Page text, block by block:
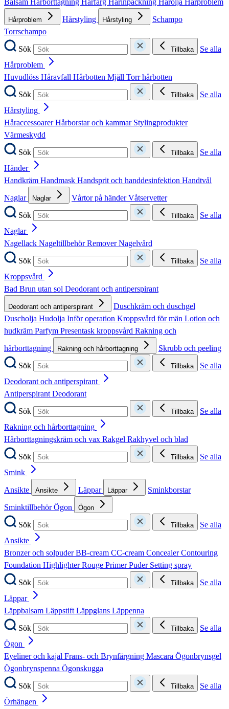
Balsam Hårborttagning Hårfärg Hårinpackning Hårolja Hårproblem
Hårproblem Hårstyling Hårstyling
Schampo
Torrschampo
Sök
Tillbaka
Se alla
Hårproblem
Huvudlöss Håravfall Hårbotten Mjäll Torr hårbotten
Sök
Tillbaka
Se alla
Hårstyling
HåraccessoarerHårborstar och kammar Stylingprodukter
Värmeskydd
Sök
Tillbaka
Se alla
Händer
Handkräm Handmask Handsprit och handdesinfektion Handtvål
Naglar
Naglar Vårtor på händerVåtservetter
Sök
Tillbaka
Se alla
Naglar
Nagellack NageltillbehörRemoverNagelvård
Sök
Tillbaka
Se alla
Kroppsvård
Bad Brun utan sol Deodorant och antiperspirant
Deodorant och antiperspirant
Duschkräm och duschgel
Duscholja Hudolja Inför operation Kroppsvård för män Lotion och
hudkräm Parfym Presentask kroppsvård Rakning och
hårborttagning
Rakning och hårborttagning
Skrubb och peeling
Sök
Tillbaka
Se alla
Deodorant och antiperspirant
AntiperspirantDeodorant
Sök
Tillbaka
Se alla
Rakning och hårborttagning
Hårborttagningskräm och vax Rakgel Rakhyvel och blad
Sök
Tillbaka
Se alla
Smink
Ansikte
Ansikte Läppar Läppar
Sminkborstar
SminktillbehörÖgon Ögon
Sök Tillbaka
Se alla
Ansikte
Bronzer och solpuderBB-cream CC-cream ConcealerContouring
Foundation HighlighterRouge PrimerPuder Setting spray
Sök
Tillbaka
Se alla
Läppar
Läppbalsam LäppstiftLäppglans Läppenna
Sök
Tillbaka
Se alla
Ögon
Eyeliner och kajal Frans- och Brynfärgning Mascara Ögonbrynsgel
Ögonbrynspenna Ögonskugga
Sök
Tillbaka
Se alla
Örhängen